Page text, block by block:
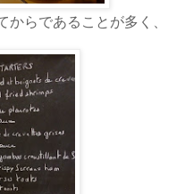
らであることが多く、